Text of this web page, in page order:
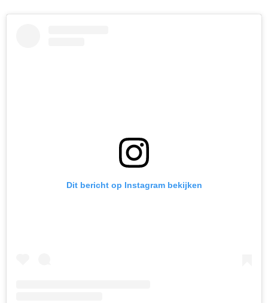
Dit bericht op Instagram bekijken